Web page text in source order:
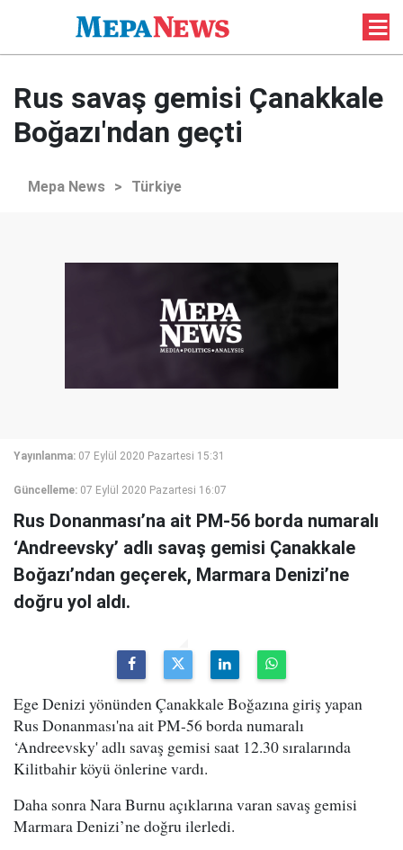
Rus savaş gemisi Çanakkale
Boğazı'ndan geçti
Mepa News > Türkiye
Yayınlanma: 07 Eylül 2020 Pazartesi 15:31
Güncelleme: 07 Eylül 2020 Pazartesi 16:07
Rus Donanması’na ait PM-56 borda numaralı
‘Andreevsky’ adlı savaş gemisi Çanakkale
Boğazı’ndan geçerek, Marmara Denizi’ne
doğru yol aldı.
Ege Denizi yönünden Çanakkale Boğazına giriş yapan
Rus Donanması'na ait PM-56 borda numaralı
‘Andreevsky' adlı savaş gemisi saat 12.30 sıralarında
Kilitbahir köyü önlerine vardı.
Daha sonra Nara Burnu açıklarına varan savaş gemisi
Marmara Denizi’ne doğru ilerledi.